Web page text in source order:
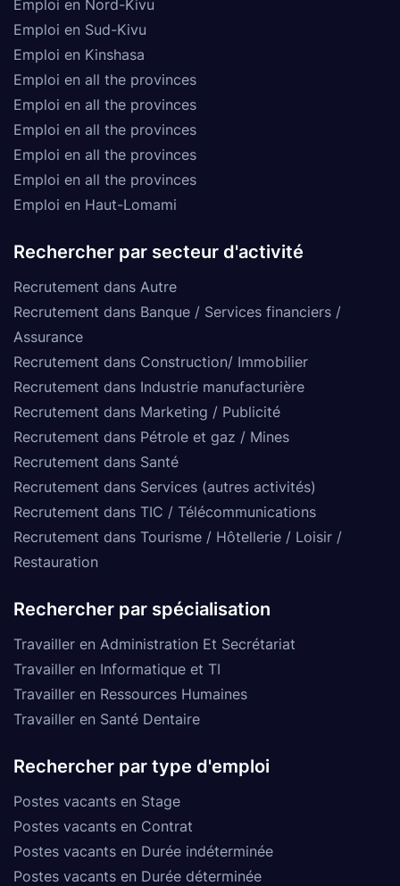
Emploi en Nord-Kivu
Emploi en Sud-Kivu
Emploi en Kinshasa
Emploi en all the provinces
Emploi en all the provinces
Emploi en all the provinces
Emploi en all the provinces
Emploi en all the provinces
Emploi en Haut-Lomami
Rechercher par secteur d'activité
Recrutement dans Autre
Recrutement dans Banque / Services financiers /
Assurance
Recrutement dans Construction/ Immobilier
Recrutement dans Industrie manufacturière
Recrutement dans Marketing / Publicité
Recrutement dans Pétrole et gaz / Mines
Recrutement dans Santé
Recrutement dans Services (autres activités)
Recrutement dans TIC / Télécommunications
Recrutement dans Tourisme / Hôtellerie / Loisir /
Restauration
Rechercher par spécialisation
Travailler en Administration Et Secrétariat
Travailler en Informatique et TI
Travailler en Ressources Humaines
Travailler en Santé Dentaire
Rechercher par type d'emploi
Postes vacants en Stage
Postes vacants en Contrat
Postes vacants en Durée indéterminée
Postes vacants en Durée déterminée